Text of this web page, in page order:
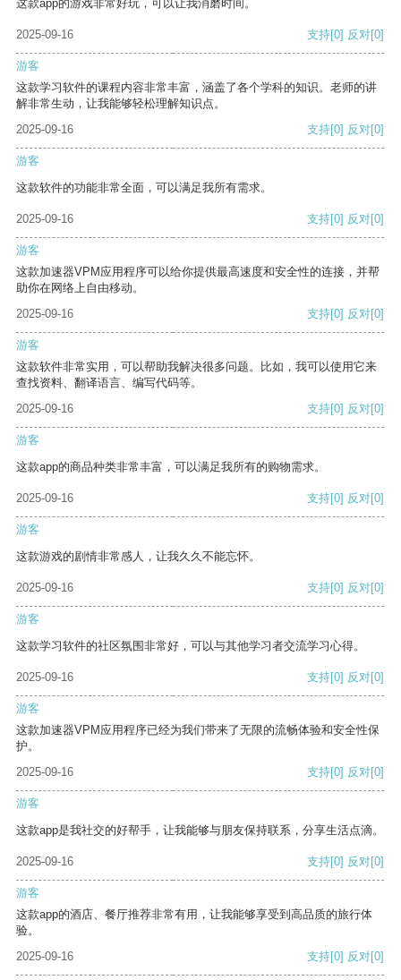
这款app的游戏非常好玩，可以让我消磨时间。
2025-09-16 支持[0] 反对[0]
游客
这款学习软件的课程内容非常丰富，涵盖了各个学科的知识。老师的讲
解非常生动，让我能够轻松理解知识点。
2025-09-16
支持[0] 反对[0]
游客
这款软件的功能非常全面，可以满足我所有需求。
2025-09-16 支持[0] 反对[0]
游客
这款加速器VPM应用程序可以给你提供最高速度和安全性的连接，并帮
助你在网络上自由移动。
2025-09-16
支持[0] 反对[0]
游客
这款软件非常实用，可以帮助我解决很多问题。比如，我可以使用它来
查找资料、翻译语言、编写代码等。
2025-09-16
支持[0] 反对[0]
游客
这款app的商品种类非常丰富，可以满足我所有的购物需求。
2025-09-16 支持[0] 反对[0]
游客
这款游戏的剧情非常感人，让我久久不能忘怀。
2025-09-16 支持[0] 反对[0]
游客
这款学习软件的社区氛围非常好，可以与其他学习者交流学习心得。
2025-09-16 支持[0] 反对[0]
游客
这款加速器VPM应用程序已经为我们带来了无限的流畅体验和安全性保
护。
2025-09-16
支持[0] 反对[0]
游客
这款app是我社交的好帮手，让我能够与朋友保持联系，分享生活点滴。
2025-09-16 支持[0] 反对[0]
游客
这款app的酒店、餐厅推荐非常有用，让我能够享受到高品质的旅行体
验。
2025-09-16
支持[0] 反对[0]